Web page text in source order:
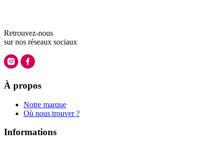
Retrouvez-nous
sur nos réseaux sociaux
À propos
Notre marque
Où nous trouver ?
Informations